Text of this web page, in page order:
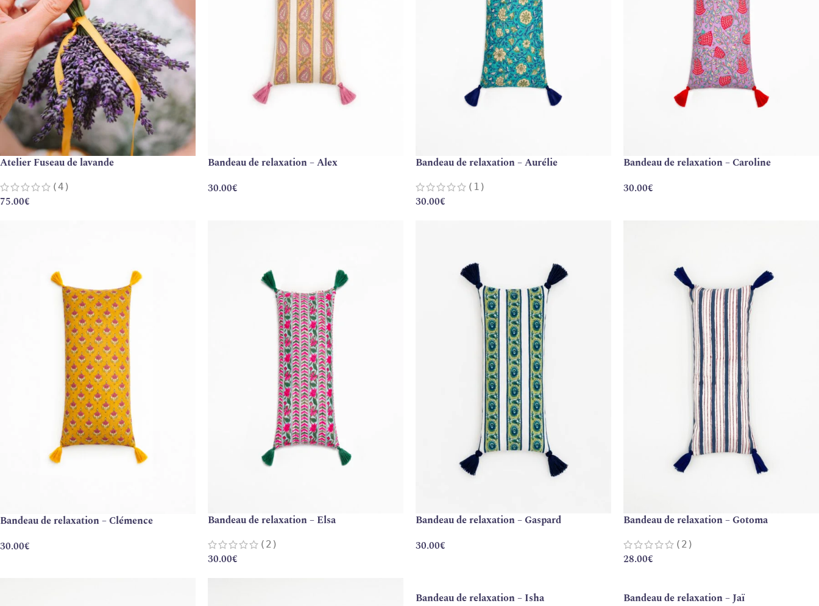
Atelier Fuseau de lavande
(4)
75.00€
Bandeau de relaxation – Alex
30.00€
Bandeau de relaxation – Aurélie
(1)
30.00€
Bandeau de relaxation – Caroline
30.00€
Bandeau de relaxation – Clémence
30.00€
Bandeau de relaxation – Elsa
(2)
30.00€
Bandeau de relaxation – Gaspard
30.00€
Bandeau de relaxation – Gotoma
(2)
28.00€
Bandeau de relaxation – Isha Bandeau de relaxation – Jaï